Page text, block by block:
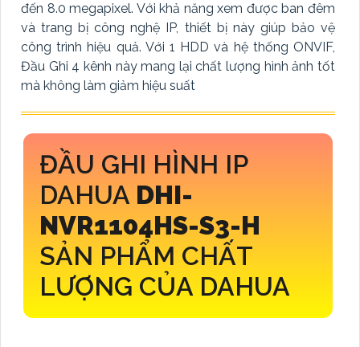
đến 8.0 megapixel. Với khả năng xem được ban đêm
và trang bị công nghệ IP, thiết bị này giúp bảo vệ
công trình hiệu quả. Với 1 HDD và hệ thống ONVIF,
Đầu Ghi 4 kênh này mang lại chất lượng hình ảnh tốt
mà không làm giảm hiệu suất
ĐẦU GHI HÌNH IP
DAHUA DHI-
NVR1104HS-S3-H
SẢN PHẨM CHẤT
LƯỢNG CỦA DAHUA